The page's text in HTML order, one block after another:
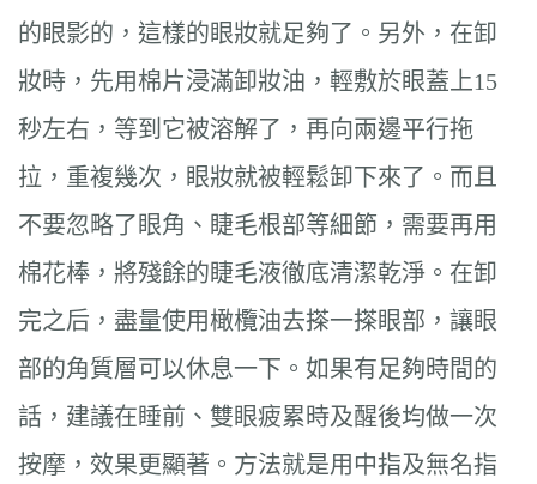
的眼影的，這樣的眼妝就足夠了。另外，在卸
妝時，先用棉片浸滿卸妝油，輕敷於眼蓋上15
秒左右，等到它被溶解了，再向兩邊平行拖
拉，重複幾次，眼妝就被輕鬆卸下來了。而且
不要忽略了眼角、睫毛根部等細節，需要再用
棉花棒，將殘餘的睫毛液徹底清潔乾淨。在卸
完之后，盡量使用橄欖油去搽一搽眼部，讓眼
部的角質層可以休息一下。如果有足夠時間的
話，建議在睡前、雙眼疲累時及醒後均做一次
按摩，效果更顯著。方法就是用中指及無名指